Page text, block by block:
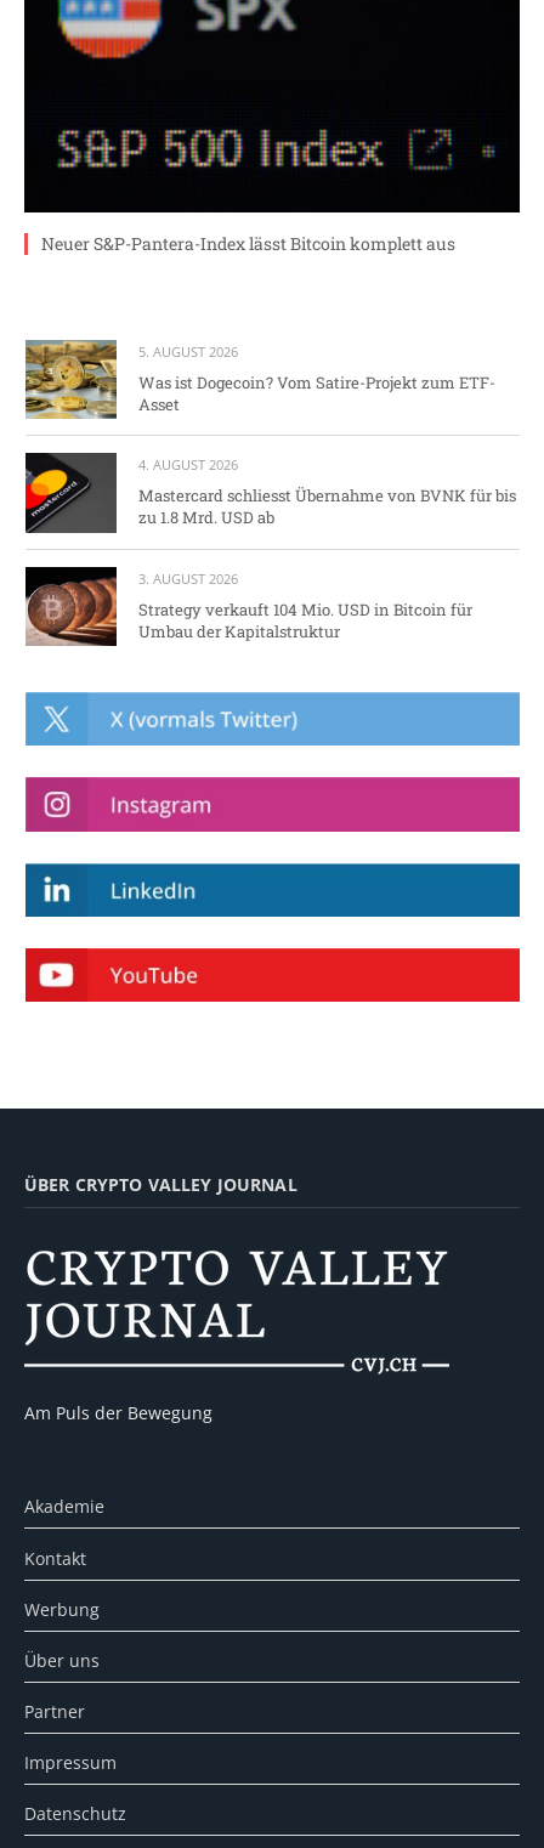
Neuer S&P-Pantera-Index lässt Bitcoin komplett aus
5. AUGUST 2026
Was ist Dogecoin? Vom Satire-Projekt zum ETF-
Asset
4. AUGUST 2026
Mastercard schliesst Übernahme von BVNK für bis
zu 1.8 Mrd. USD ab
3. AUGUST 2026
Strategy verkauft 104 Mio. USD in Bitcoin für
Umbau der Kapitalstruktur
ÜBER CRYPTO VALLEY JOURNAL
Am Puls der Bewegung
Akademie
Kontakt
Werbung
Über uns
Partner
Impressum
Datenschutz